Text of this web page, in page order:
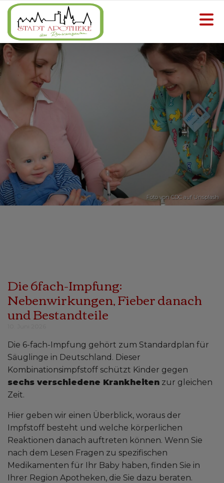
Foto vonCDC auf Unsplash
Die 6fach-Impfung:
Nebenwirkungen, Fieber danach
und Bestandteile
Die 6-fach-Impfung gehört zum Standardplan für
Säuglinge in Deutschland. Dieser
Kombinationsimpfstoff schützt Kinder gegen
sechs verschiedene Krankheiten zur gleichen
Zeit.
Hier geben wir einen Überblick, woraus der
Impfstoff besteht und welche körperlichen
Reaktionen danach auftreten können. Wenn Sie
nach dem Lesen Fragen zu spezifischen
Medikamenten für Ihr Baby haben, finden Sie in
Ihrer Region Apotheken, die Sie dazu beraten.